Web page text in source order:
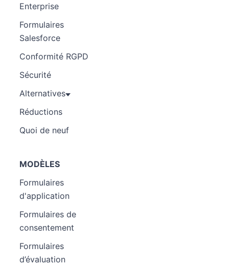
Enterprise
Formulaires
Salesforce
Conformité RGPD
Sécurité
Alternatives
Réductions
Quoi de neuf
MODÈLES
Formulaires
d'application
Formulaires de
consentement
Formulaires
d’évaluation